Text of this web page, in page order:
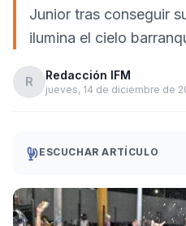
Junior tras conseguir
ilumina el cielo
R Redacción IFM
jueves, 14 de diciembre de
ESCUCHAR ARTÍCULO